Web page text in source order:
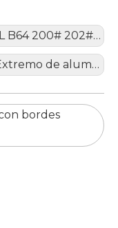
200# 202# SOT
de aluminio
bordes